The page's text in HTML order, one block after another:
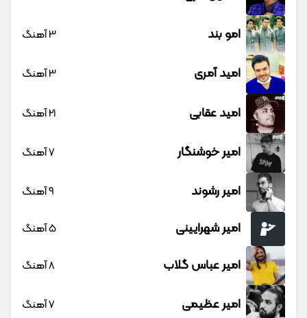
امو بند 3 آهنگ
امید آمری 3 آهنگ
امید عقابی 21 آهنگ
امیر خوشنگار 7 آهنگ
امیر رشوند 9 آهنگ
امیر شهرایینی 5 آهنگ
امیر عباس گلاب 8 آهنگ
امیر عظیمی 7 آهنگ